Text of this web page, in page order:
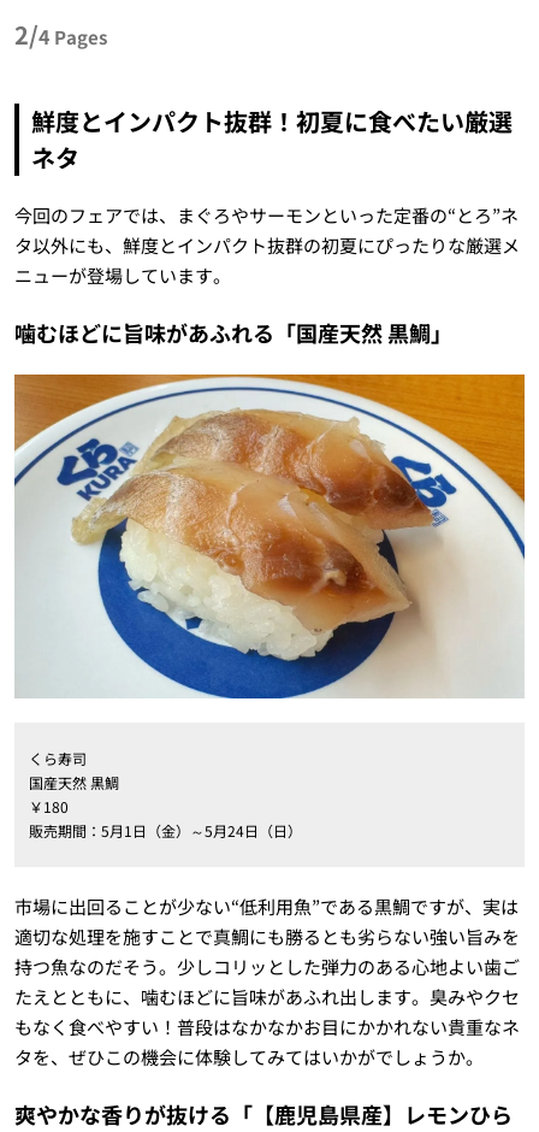
2/4 Pages
鮮度とインパクト抜群！初夏に食べたい厳選
ネタ
今回のフェアでは、まぐろやサーモンといった定番の“とろ”ネ
タ以外にも、鮮度とインパクト抜群の初夏にぴったりな厳選メ
ニューが登場しています。
噛むほどに旨味があふれる「国産天然 黒鯛」
くら寿司
国産天然 黒鯛
￥180
販売期間：5月1日（金）～5月24日（日）
市場に出回ることが少ない“低利用魚”である黒鯛ですが、実は
適切な処理を施すことで真鯛にも勝るとも劣らない強い旨みを
持つ魚なのだそう。少しコリッとした弾力のある心地よい歯ご
たえとともに、噛むほどに旨味があふれ出します。臭みやクセ
もなく食べやすい！普段はなかなかお目にかかれない貴重なネ
タを、ぜひこの機会に体験してみてはいかがでしょうか。
爽やかな香りが抜ける「【鹿児島県産】レモンひら